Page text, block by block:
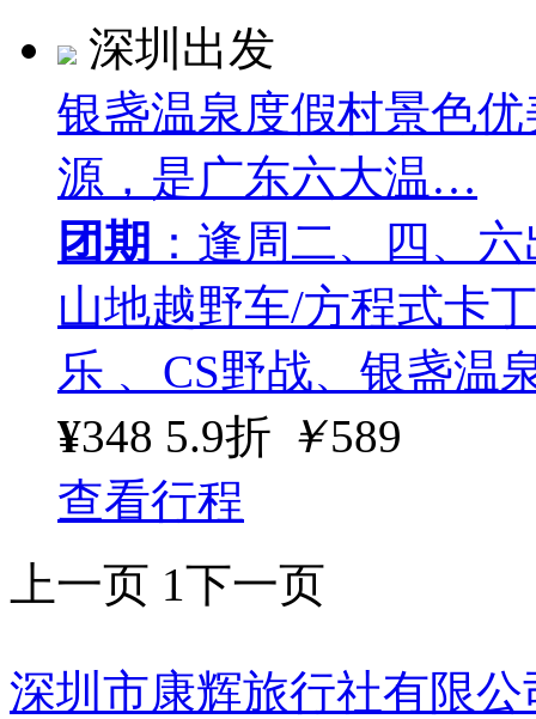
深圳出发
银盏温泉度假村景色
源，是广东六大温…
团期 ：逢周二、四、
山地越野车/方程式卡
乐 、CS野战、银盏温
¥348 5.9折 ￥589
查看行程
上一页 1下一页
深圳市康辉旅行社有限